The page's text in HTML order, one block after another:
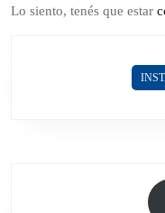
Lo siento, tenés que estar